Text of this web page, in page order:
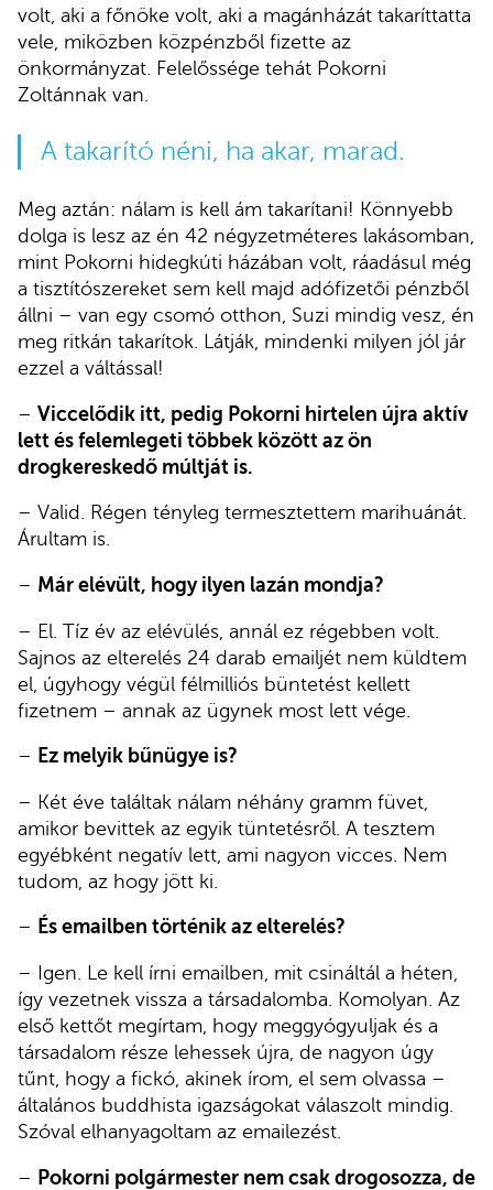
volt, aki a főnöke volt, aki a magánházát takaríttatta
vele, miközben közpénzből fizette az
önkormányzat. Felelőssége tehát Pokorni
Zoltánnak van.
A takarító néni, ha akar, marad.
Meg aztán: nálam is kell ám takarítani! Könnyebb
dolga is lesz az én 42 négyzetméteres lakásomban,
mint Pokorni hidegkúti házában volt, ráadásul még
a tisztítószereket sem kell majd adófizetői pénzből
állni – van egy csomó otthon, Suzi mindig vesz, én
meg ritkán takarítok. Látják, mindenki milyen jól jár
ezzel a váltással!
– Viccelődik itt, pedig Pokorni hirtelen újra aktív
lett és felemlegeti többek között az ön
drogkereskedő múltját is.
– Valid. Régen tényleg termesztettem marihuánát.
Árultam is.
– Már elévült, hogy ilyen lazán mondja?
– El. Tíz év az elévülés, annál ez régebben volt.
Sajnos az elterelés 24 darab emailjét nem küldtem
el, úgyhogy végül félmilliós büntetést kellett
fizetnem – annak az ügynek most lett vége.
– Ez melyik bűnügye is?
– Két éve találtak nálam néhány gramm füvet,
amikor bevittek az egyik tüntetésről. A tesztem
egyébként negatív lett, ami nagyon vicces. Nem
tudom, az hogy jött ki.
– És emailben történik az elterelés?
– Igen. Le kell írni emailben, mit csináltál a héten,
így vezetnek vissza a társadalomba. Komolyan. Az
első kettőt megírtam, hogy meggyógyuljak és a
társadalom része lehessek újra, de nagyon úgy
tűnt, hogy a fickó, akinek írom, el sem olvassa –
általános buddhista igazságokat válaszolt mindig.
Szóval elhanyagoltam az emailezést.
– Pokorni polgármester nem csak drogosozza, de